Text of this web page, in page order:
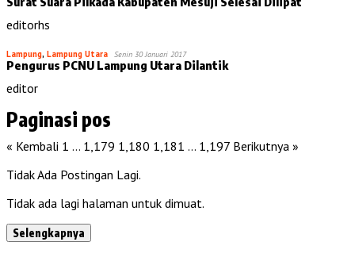
editorhs
Lampung, Lampung Utara Senin 30 Januari 2017
Pengurus PCNU Lampung Utara Dilantik
editor
Paginasi pos
« Kembali 1 … 1,179 1,180 1,181 … 1,197 Berikutnya »
Tidak Ada Postingan Lagi.
Tidak ada lagi halaman untuk dimuat.
Selengkapnya